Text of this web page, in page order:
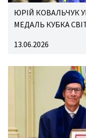
ЮРІЙ КОВАЛЬЧУК
МЕДАЛЬ КУБКА
13.06.2026